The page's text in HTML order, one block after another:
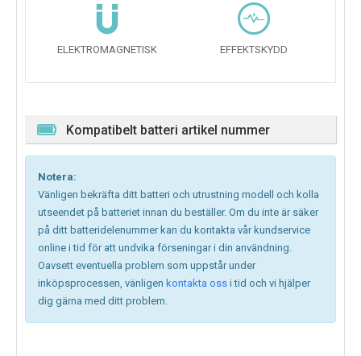
ELEKTROMAGNETISK EFFEKTSKYDD
Kompatibelt batteri artikel nummer
Notera:
Vänligen bekräfta ditt batteri och utrustning modell och kolla
utseendet på batteriet innan du beställer. Om du inte är säker
på ditt batteridelenummer kan du kontakta vår kundservice
online i tid för att undvika förseningar i din användning.
Oavsett eventuella problem som uppstår under
inköpsprocessen, vänligen kontakta oss i tid och vi hjälper
dig gärna med ditt problem.